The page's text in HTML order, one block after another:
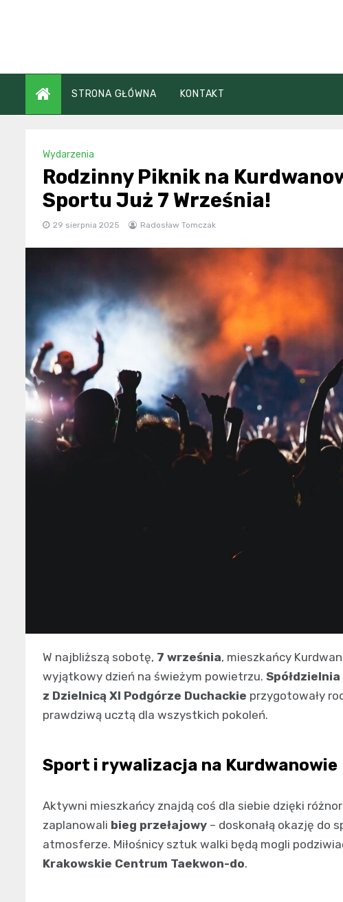
STRONA GŁÓWNA KONTAKT
Wydarzenia
Rodzinny Piknik na
Sportu Już 7 Września!
29 sierpnia 2025 Radosław Tomczak
W najbliższą sobotę, 7 września, mieszkańcy
wyjątkowy dzień na świeżym powietrzu.
z Dzielnicą XI Podgórze Duchackie przygotowały
prawdziwą ucztą dla wszystkich pokoleń.
Sport i rywalizacja na Kurdwanowie
Aktywni mieszkańcy znajdą coś dla siebie dzięki
zaplanowali bieg przełajowy – doskonałą okazję do
atmosferze. Miłośnicy sztuk walki będą mogli
Krakowskie Centrum Taekwon-do.